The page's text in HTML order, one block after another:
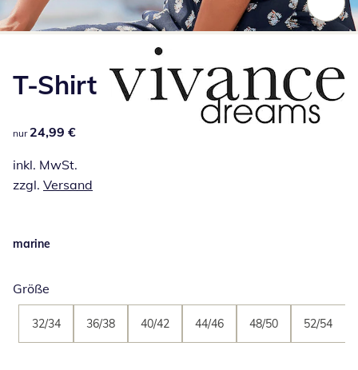
T-Shirt
24,99 €
nur 24,99 €
inkl. MwSt.
zzgl. Versand
marine
Größe
32/34 36/38 40/42 44/46 48/50 52/54